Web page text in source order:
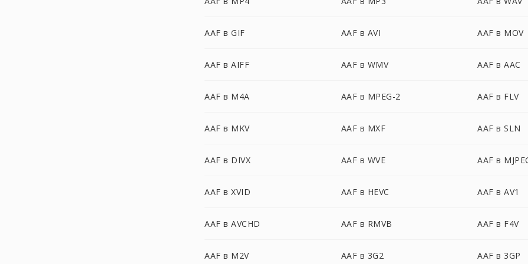
AAF в GIF AAF в AVI AAF в MOV
AAF в AIFF AAF в WMV AAF в AAC
AAF в M4A AAF в MPEG-2 AAF в FLV
AAF в MKV AAF в MXF AAF в SLN
AAF в DIVX AAF в WVE AAF в
AAF в XVID AAF в HEVC AAF в AV1
AAF в AVCHD AAF в RMVB AAF в F4V
AAF в M2V AAF в 3G2 AAF в 3GP